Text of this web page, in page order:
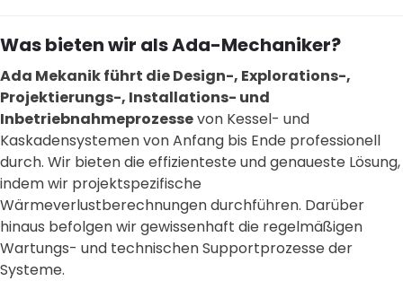
Was bieten wir als Ada-Mechaniker?
Ada Mekanik führt die Design-, Explorations-,
Projektierungs-, Installations- und
Inbetriebnahmeprozessevon Kessel- und
Kaskadensystemen von Anfang bis Ende professionell
durch. Wir bieten die effizienteste und genaueste Lösung,
indem wir projektspezifische
Wärmeverlustberechnungen durchführen. Darüber
hinaus befolgen wir gewissenhaft die regelmäßigen
Wartungs- und technischen Supportprozesse der
Systeme.